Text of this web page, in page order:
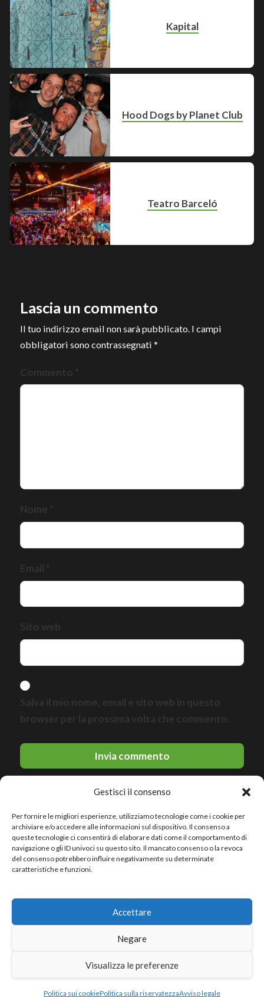
Gestisci il consenso
Per fornire le migliori esperienze, utilizziamo tecnologie come i cookie per
archiviare e/o accedere alle informazioni sul dispositivo. Il consenso a
queste tecnologie ci consentirà di elaborare dati come il comportamento di
navigazione o gli ID univoci su questo sito. Il mancato consenso o la revoca
del consenso potrebbero influire negativamente su determinate
caratteristiche e funzioni.
Accettare
Negare
Visualizza le preferenze
Politica sui cookiePolitica sulla riservatezzaAvviso legale
Kapital
Hood Dogs by Planet Club
Teatro Barceló
Lascia un commento
Il tuo indirizzo email non sarà pubblicato. I campi
obbligatori sono contrassegnati *
Commento
Nome
Sito web
Salva il mio nome, email e sito web in questo
browser per la prossima volta che commento.
© 2026 Le migliori discoteche · All rights reserved
Avviso legale
Politica sui cookie
Sitemap